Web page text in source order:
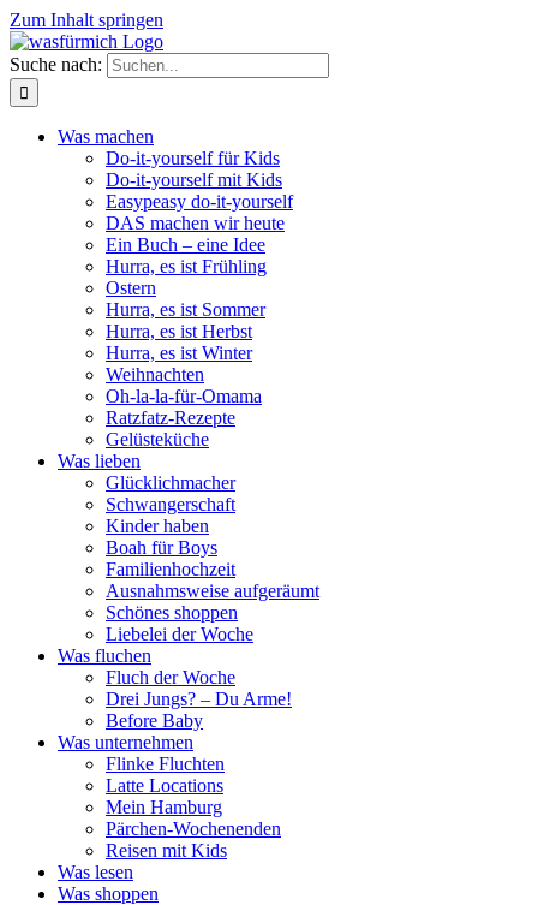
Zum Inhalt springen
Suche nach:
Was machen
Do-it-yourself für Kids
Do-it-yourself mit Kids
Easypeasy do-it-yourself
DAS machen wir heute
Ein Buch – eine Idee
Hurra, es ist Frühling
Ostern
Hurra, es ist Sommer
Hurra, es ist Herbst
Hurra, es ist Winter
Weihnachten
Oh-la-la-für-Omama
Ratzfatz-Rezepte
Gelüsteküche
Was lieben
Glücklichmacher
Schwangerschaft
Kinder haben
Boah für Boys
Familienhochzeit
Ausnahmsweise aufgeräumt
Schönes shoppen
Liebelei der Woche
Was fluchen
Fluch der Woche
Drei Jungs? – Du Arme!
Before Baby
Was unternehmen
Flinke Fluchten
Latte Locations
Mein Hamburg
Pärchen-Wochenenden
Reisen mit Kids
Was lesen
Was shoppen